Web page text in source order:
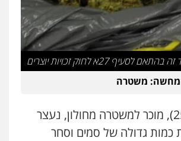
עמית רוזנצויג
פלילי דיני תעבורה
אור בן שאנן
לסעיף 27א לחוק זכויות יוצרים
משטרה
(25), מוכר למשטרה מחולון, נעצר
גדולה של סמים וסחר